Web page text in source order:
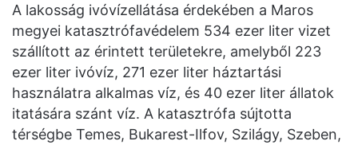
A lakosság ivóvízellátása érdekében a Maros
megyei katasztrófavédelem 534 ezer liter vizet
szállított az érintett területekre, amelyből 223
ezer liter ivóvíz, 271 ezer liter háztartási
használatra alkalmas víz, és 40 ezer liter állatok
itatására szánt víz. A katasztrófa sújtotta
térségbe Temes, Bukarest-Ilfov, Szilágy, Szeben,